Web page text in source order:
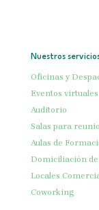
Nuestros
Oficinas y
Eventos virtuales
Auditorio
Salas para
Aulas de
Domiciliación de
Locales
Coworking